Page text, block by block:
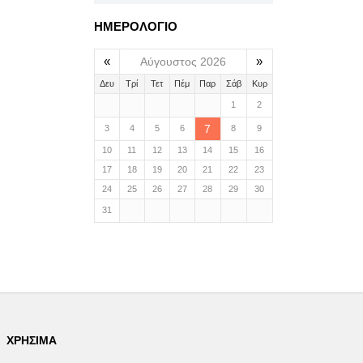
ΗΜΕΡΟΛΟΓΙΟ
« Αύγουστος 2026 »
Δευ Τρί Τετ Πέμ Παρ Σάβ Κυρ
1 2
3 4 5 6 7 8 9
10 11 12 13 14 15
16
17
18 19 20 21 22
23
24
25 26 27 28 29 30
31
ΧΡΉΣΙΜΑ